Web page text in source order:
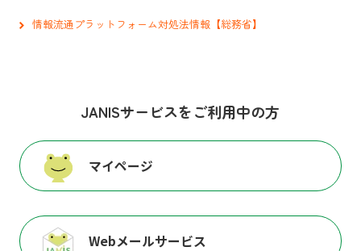
情報流通プラットフォーム対処法情報【総務省】
JANISサービスをご利用中の方
マイページ
Webメールサービス